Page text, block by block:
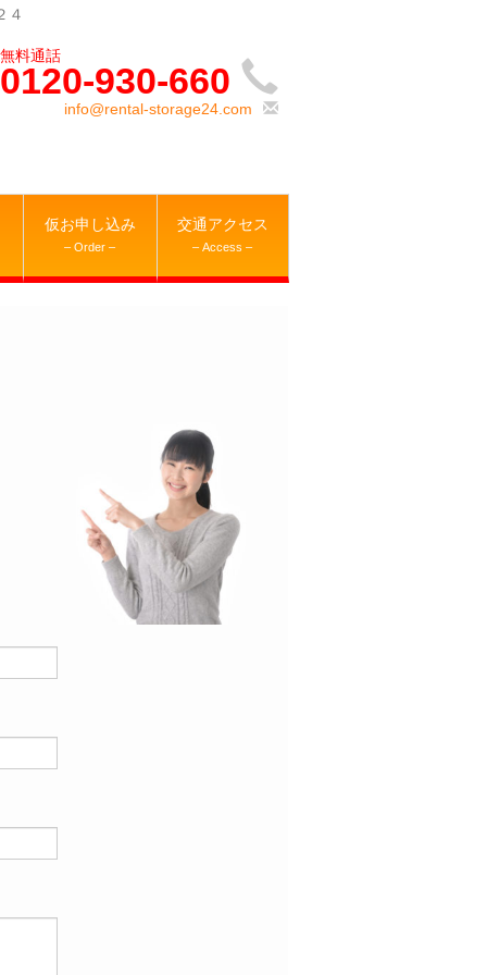
４
0120-930-660
info@rental-storage24.com
仮お申し込み
– Order –
交通アクセス
– Access –